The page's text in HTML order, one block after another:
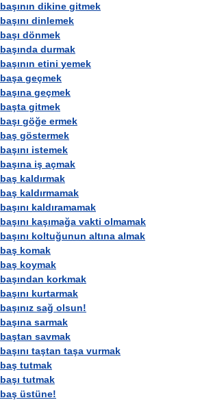
başının dikine gitmek
başını dinlemek
başı dönmek
başında durmak
başının etini yemek
başa geçmek
başına geçmek
başta gitmek
başı göğe ermek
baş göstermek
başını istemek
başına iş açmak
baş kaldırmak
baş kaldırmamak
başını kaldıramamak
başını kaşımağa vakti olmamak
başını koltuğunun altına almak
baş komak
baş koymak
başından korkmak
başını kurtarmak
başınız sağ olsun!
başına sarmak
baştan savmak
başını taştan taşa vurmak
baş tutmak
başı tutmak
baş üstüne!